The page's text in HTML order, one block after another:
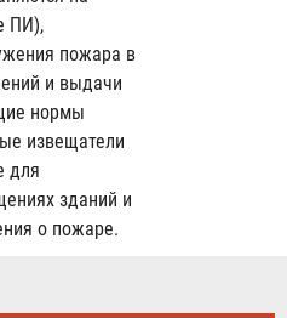
ПИ),
пожара в
и выдачи
нормы
извещатели
для
зданий и
о пожаре.